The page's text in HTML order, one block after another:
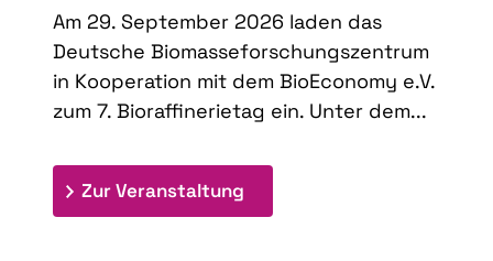
Am 29. September 2026 laden das
Deutsche Biomasseforschungszentrum
in Kooperation mit dem BioEconomy e.V.
zum 7. Bioraffinerietag ein. Unter dem...
Zur Veranstaltung